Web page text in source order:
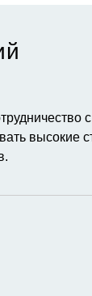
с
высокие